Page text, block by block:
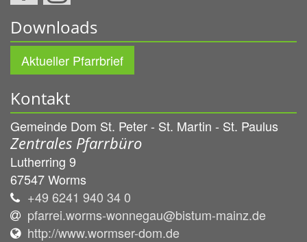
Downloads
Aktueller Pfarrbrief
Kontakt
Gemeinde Dom St. Peter - St. Martin - St. Paulus
Zentrales Pfarrbüro
Lutherring 9
67547Worms
+49 6241 940 34 0
pfarrei.worms-wonnegau@bistum-mainz.de
http://www.wormser-dom.de